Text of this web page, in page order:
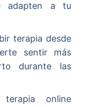
adapten a tu
terapia desde
sentir más
durante las
online